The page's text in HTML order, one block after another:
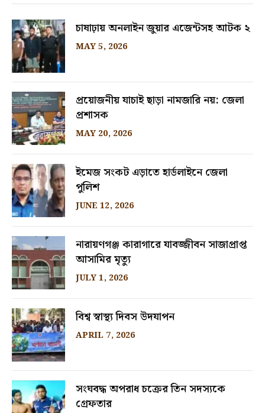
চাষাঢ়ায় অনলাইন জুয়ার এজেন্টসহ আটক ২
MAY 5, 2026
প্রয়োজনীয় যাচাই ছাড়া নামজারি নয়: জেলা
প্রশাসক
MAY 20, 2026
ইমেজ সংকট এড়াতে হার্ডলাইনে জেলা
পুলিশ
JUNE 12, 2026
নারায়ণগঞ্জ কারাগারে যাবজ্জীবন সাজাপ্রাপ্ত
আসামির মৃত্যু
JULY 1, 2026
বিশ্ব স্বাস্থ্য দিবস উদযাপন
APRIL 7, 2026
সংঘবদ্ধ অপরাধ চক্রের তিন সদস্যকে
গ্রেফতার